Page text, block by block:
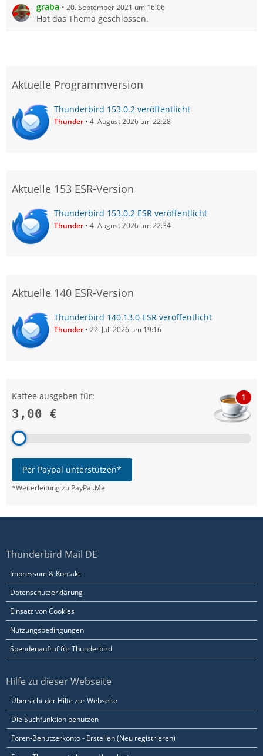
graba 20. September 2021 um 16:06
Hat das Thema geschlossen.
Aktuelle Programmversion
Thunderbird 153.0.2 veröffentlicht
Thunder 4. August 2026 um 22:28
Aktuelle 153 ESR-Version
Thunderbird 153.0.2 ESR veröffentlicht
Thunder 4. August 2026 um 22:34
Aktuelle 140 ESR-Version
Thunderbird 140.13.0 ESR veröffentlicht
Thunder 22. Juli 2026 um 19:16
Kaffee ausgeben für:
3,00 €
1
Per Paypal unterstützen*
*Weiterleitung zu PayPal.Me
Thunderbird Mail DE
Impressum & Kontakt
Datenschutzerklärung
Einsatz von Cookies
Nutzungsbedingungen
Spendenaufruf für Thunderbird
Hilfe zu dieser Webseite
Übersicht der Hilfe zur Webseite
Die Suchfunktion benutzen
Foren-Benutzerkonto - Erstellen (Neu registrieren)